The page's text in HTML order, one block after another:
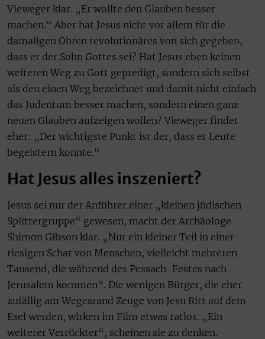
Vieweger klar. „Er wollte den Glauben besser
machen.“ Aber hat Jesus nicht vor allem für die
damaligen Ohren revolutionäres von sich gegeben,
dass er der Sohn Gottes sei? Hat Jesus eben keinen
weiteren Weg zu Gott gepredigt, sondern sich selbst
als den einen Weg bezeichnet und damit nicht einfach
das Judentum besser machen, sondern einen ganz
neuen Glauben aufzeigen wollen? Vieweger findet
eher: „Der wichtigste Punkt ist der, dass er Leute
begeistern konnte.“
Hat Jesus alles inszeniert?
Jesus sei nur der Anführer einer „kleinen jüdischen
Splittergruppe“ gewesen, macht der Archäologe
Shimon Gibson klar. „Nur ein kleiner Teil in einer
riesigen Schar von Menschen, vielleicht mehreren
Tausend, die während des Pessach-Festes nach
Jerusalem kommen“. Die wenigen Bürger, die eher
zufällig am Wegesrand Zeuge von Jesu Ritt auf dem
Esel werden, wirken im Film etwas ratlos. „Ein
weiterer Verrückter“, scheinen sie zu denken.